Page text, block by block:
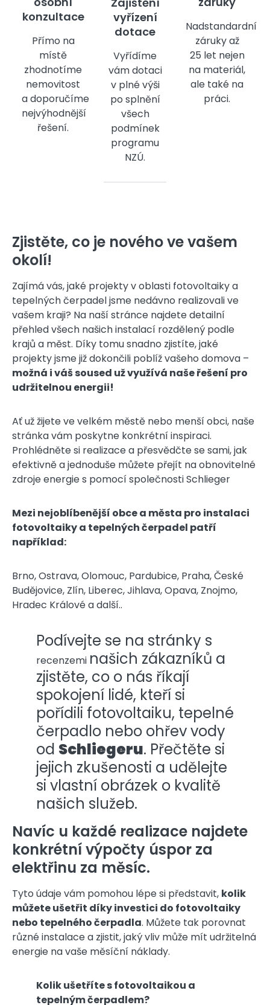
konzultace
Přímo na
místě
zhodnotíme
nemovitost
a doporučíme
nejvýhodnější
řešení.
vyřízení
dotace
Vyřídíme
vám dotaci
v plné výši
po splnění
všech
podmínek
programu
NZÚ.
Nadstandardní
záruky až
25 let nejen
na materiál,
ale také na
práci.
Zjistěte, co je nového ve vašem
okolí!
Zajímá vás, jaké projekty v oblasti fotovoltaiky a
tepelných čerpadel jsme nedávno realizovali ve
vašem kraji? Na naší stránce najdete detailní
přehled všech našich instalací rozdělený podle
krajů a měst. Díky tomu snadno zjistíte, jaké
projekty jsme již dokončili poblíž vašeho domova –
možná i váš soused už využívá naše řešení pro
udržitelnou energii!
Ať už žijete ve velkém městě nebo menší obci, naše
stránka vám poskytne konkrétní inspiraci.
Prohlédněte si realizace a přesvědčte se sami, jak
efektivně a jednoduše můžete přejít na obnovitelné
zdroje energie s pomocí společnosti Schlieger
Mezi nejoblíbenější obce a města pro instalaci
fotovoltaiky a tepelných čerpadel patří
například:
Brno, Ostrava, Olomouc, Pardubice, Praha, České
Budějovice, Zlín, Liberec, Jihlava, Opava, Znojmo,
Hradec Králové a další..
Podívejte se na stránky s
recenzemi našich zákazníků a
zjistěte, co o nás říkají
spokojení lidé, kteří si
pořídili fotovoltaiku, tepelné
čerpadlo nebo ohřev vody
od Schliegeru. Přečtěte si
jejich zkušenosti a udělejte
si vlastní obrázek o kvalitě
našich služeb.
Navíc u každé realizace najdete
konkrétní výpočty úspor za
elektřinu za měsíc.
Tyto údaje vám pomohou lépe si představit, kolik
můžete ušetřit díky investici do fotovoltaiky
nebo tepelného čerpadla. Můžete tak porovnat
různé instalace a zjistit, jaký vliv může mít udržitelná
energie na vaše měsíční náklady.
Kolik ušetříte s fotovoltaikou a
tepelným čerpadlem?